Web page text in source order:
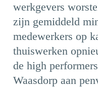
werkgevers
zijn gemiddeld
medewerkers op
thuiswerken
de high
Waasdorp aan